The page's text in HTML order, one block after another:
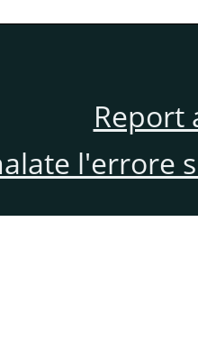
Report
l'errore